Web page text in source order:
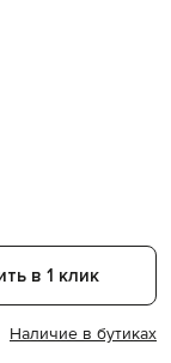
в 1 клик
Наличие в бутиках